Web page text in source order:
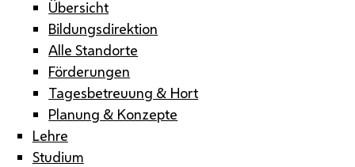
Übersicht
Bildungsdirektion
Alle Standorte
Förderungen
Tagesbetreuung & Hort
Planung & Konzepte
Lehre
Studium